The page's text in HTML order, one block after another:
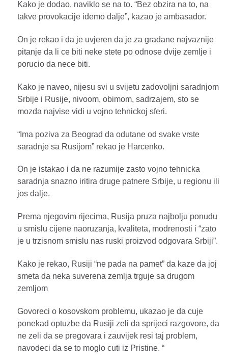
Kako je dodao, naviklo se na to. “Bez obzira na to, na
takve provokacije idemo dalje”, kazao je ambasador.
On je rekao i da je uvjeren da je za gradane najvaznije
pitanje da li ce biti neke stete po odnose dvije zemlje i
porucio da nece biti.
Kako je naveo, nijesu svi u svijetu zadovoljni saradnjom
Srbije i Rusije, nivoom, obimom, sadrzajem, sto se
mozda najvise vidi u vojno tehnickoj sferi.
“Ima poziva za Beograd da odutane od svake vrste
saradnje sa Rusijom” rekao je Harcenko.
On je istakao i da ne razumije zasto vojno tehnicka
saradnja snazno iritira druge patnere Srbije, u regionu ili
jos dalje.
Prema njegovim rijecima, Rusija pruza najbolju ponudu
u smislu cijene naoruzanja, kvaliteta, modrenosti i “zato
je u trzisnom smislu nas ruski proizvod odgovara Srbiji”.
Kako je rekao, Rusiji “ne pada na pamet” da kaze da joj
smeta da neka suverena zemlja trguje sa drugom
zemljom
Govoreci o kosovskom problemu, ukazao je da cuje
ponekad optuzbe da Rusiji zeli da sprijeci razgovore, da
ne zeli da se pregovara i zauvijek resi taj problem,
navodeci da se to moglo cuti iz Pristine. “